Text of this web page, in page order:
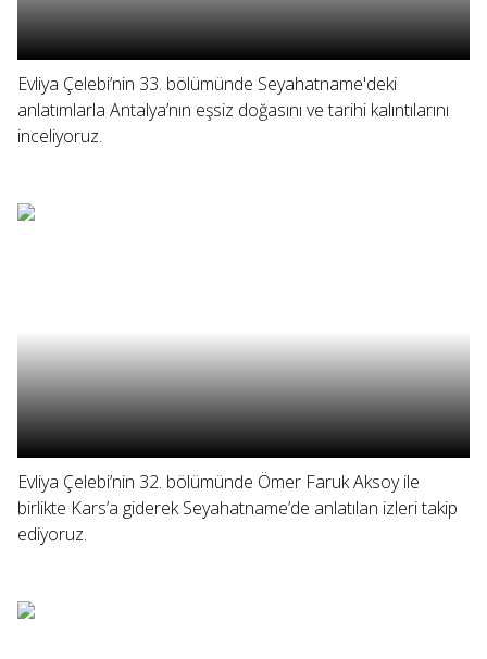
Evliya Çelebi’nin 33. bölümünde Seyahatname'deki
anlatımlarla Antalya’nın eşsiz doğasını ve tarihi kalıntılarını
inceliyoruz.
Evliya Çelebi’nin 32. bölümünde Ömer Faruk Aksoy ile
birlikte Kars’a giderek Seyahatname’de anlatılan izleri takip
ediyoruz.